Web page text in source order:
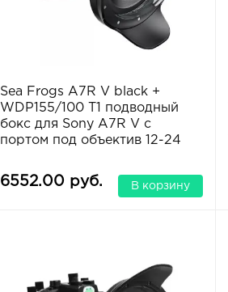
Sea Frogs A7R V black +
WDP155/100 T1 подводный
бокс для Sony A7R V с
портом под объектив 12-24
6552.00 руб. В корзину